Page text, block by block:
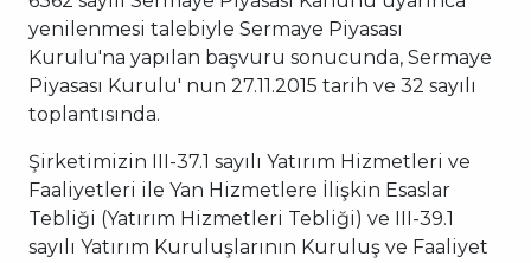
yenilenmesi talebiyle Sermaye Piyasası
Kurulu'na yapılan başvuru sonucunda, Sermaye
Piyasası Kurulu' nun 27.11.2015 tarih ve 32 sayılı
toplantısında.
Şirketimizin III-37.1 sayılı Yatırım Hizmetleri ve
Faaliyetleri ile Yan Hizmetlere İlişkin Esaslar
Tebliği (Yatırım Hizmetleri Tebliği) ve III-39.1
sayılı Yatırım Kuruluşlarının Kuruluş ve Faaliyet